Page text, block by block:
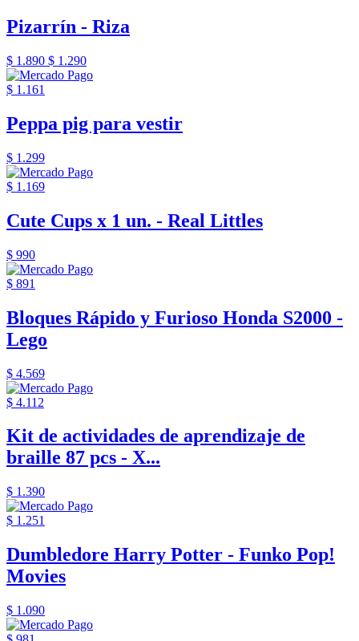
Pizarrín - Riza
$ 1.890 $ 1.290
$ 1.161
Peppa pig para vestir
$ 1.299
$ 1.169
Cute Cups x 1 un. - Real Littles
$ 990
$ 891
Bloques Rápido y Furioso Honda S2000 -
Lego
$ 4.569
$ 4.112
Kit de actividades de aprendizaje de
braille 87 pcs - X...
$ 1.390
$ 1.251
Dumbledore Harry Potter - Funko Pop!
Movies
$ 1.090